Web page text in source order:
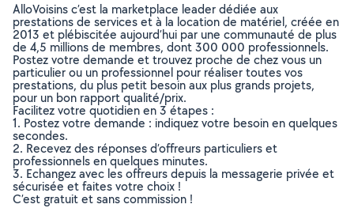
AlloVoisins c’est la marketplace leader dédiée aux
prestations de services et à la location de matériel, créée en
2013 et plébiscitée aujourd’hui par une communauté de plus
de 4,5 millions de membres, dont 300 000 professionnels.
Postez votre demande et trouvez proche de chez vous un
particulier ou un professionnel pour réaliser toutes vos
prestations, du plus petit besoin aux plus grands projets,
pour un bon rapport qualité/prix.
Facilitez votre quotidien en 3 étapes :
1. Postez votre demande : indiquez votre besoin en quelques
secondes.
2. Recevez des réponses d’offreurs particuliers et
professionnels en quelques minutes.
3. Echangez avec les offreurs depuis la messagerie privée et
sécurisée et faites votre choix !
C’est gratuit et sans commission !